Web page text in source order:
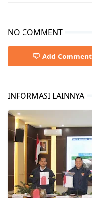
NO COMMENT
Add Comment
INFORMASI LAINNYA